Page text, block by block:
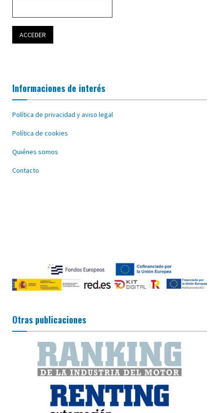
Informaciones de interés
Política de privacidad y aviso legal
Política de cookies
Quiénes somos
Contacto
Otras publicaciones